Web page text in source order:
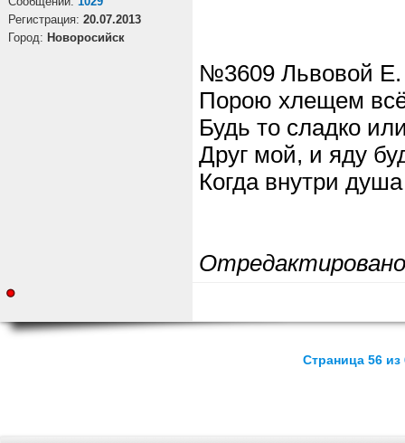
Регистрация: 20.07.2013
Город: Новоросийск
№3609 Львовой Е.
Порою хлещем
Будь то сладко
Друг мой, и яду
Когда внутри
Страница 56 из